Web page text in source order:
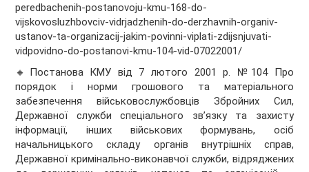
peredbachenih-postanovoju-kmu-168-do-
vijskovosluzhbovciv-vidrjadzhenih-do-derzhavnih-organiv-
ustanov-ta-organizacij-jakim-povinni-viplati-zdijsnjuvati-
vidpovidno-do-postanovi-kmu-104-vid-07022001/
🔸Постанова КМУ від 7 лютого 2001 р. №104 Про
порядок і норми грошового та матеріального
забезпечення військовослужбовців Збройних Сил,
Державної служби спеціального зв’язку та захисту
інформації, інших військових формувань, осіб
начальницького складу органів внутрішніх справ,
Державної кримінально-виконавчої служби, відряджених